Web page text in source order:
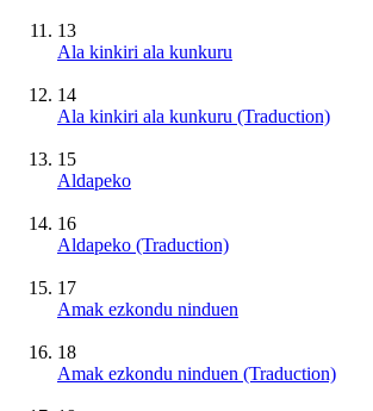
13
Ala kinkiri ala kunkuru
14
Ala kinkiri ala kunkuru (Traduction)
15
Aldapeko
16
Aldapeko (Traduction)
17
Amak ezkondu ninduen
18
Amak ezkondu ninduen (Traduction)